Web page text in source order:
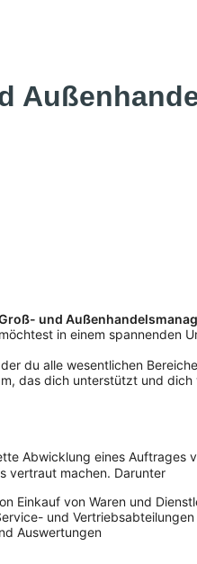
und
in einem
du alle wesentlichen
das dich unterstützt und
Abwicklung eines Auftrages
vertraut machen. Darunter
Einkauf von Waren und
und Vertriebsabteilungen
Auswertungen